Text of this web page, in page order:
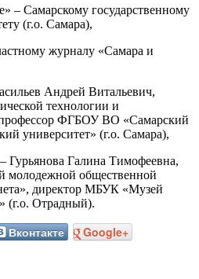
– Самарскому государственному
(г.о. Самара),
журналу «Самара и
Андрей Витальевич,
технологии и
ФГБОУ ВО «Самарский
университет» (г.о. Самара),
Гурьянова Галина Тимофеевна,
молодежной общественной
директор МБУК «Музей
(г.о. Отрадный).
Вконтакте Google+